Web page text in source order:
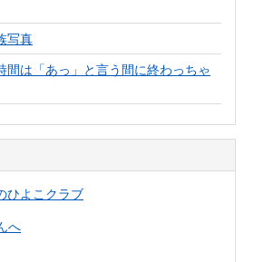
写真
間は「あっ」と言う間に終わっちゃ
ひよこクラブ
へ